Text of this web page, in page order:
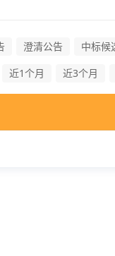
澄清公告 中标候
近1个月 近3个月